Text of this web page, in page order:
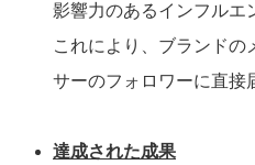
影響力のあるインフルエ
これにより、ブランドの
サーのフォロワーに直接
達成された成果